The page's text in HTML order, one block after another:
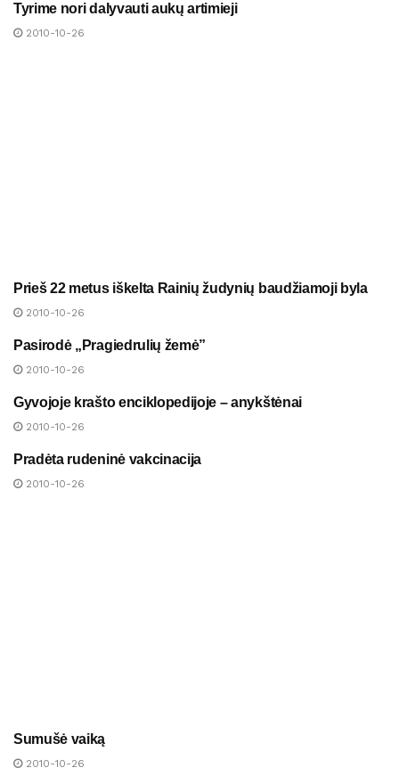
NAUJIENOS
Tyrime nori dalyvauti aukų artimieji
2010-10-26
NAUJIENOS
Prieš 22 metus iškelta Rainių žudynių baudžiamoji byla
2010-10-26
NAUJIENOS
Pasirodė „Pragiedrulių žemė”
2010-10-26
NAUJIENOS
Gyvojoje krašto enciklopedijoje – anykštėnai
2010-10-26
NAUJIENOS
Pradėta rudeninė vakcinacija
2010-10-26
NAUJIENOS
Sumušė vaiką
2010-10-26